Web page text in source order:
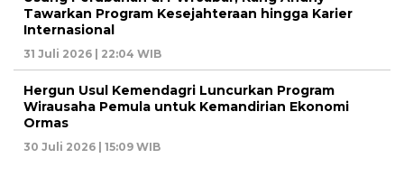
Tawarkan Program Kesejahteraan hingga Karier
Internasional
31 Juli 2026 | 22:04 WIB
Hergun Usul Kemendagri Luncurkan Program
Wirausaha Pemula untuk Kemandirian Ekonomi
Ormas
30 Juli 2026 | 15:09 WIB